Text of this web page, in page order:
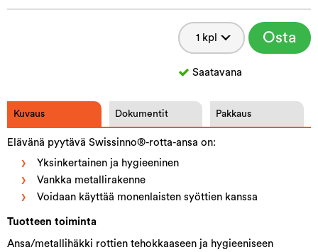
Osta
Saatavana
Kuvaus Dokumentit Pakkaus
Elävänä pyytävä Swissinno®-rotta-ansa on:
Yksinkertainen ja hygieeninen
Vankka metallirakenne
Voidaan käyttää monenlaisten syöttien kanssa
Tuotteen toiminta
Ansa/metallihäkki rottien tehokkaaseen ja hygieeniseen